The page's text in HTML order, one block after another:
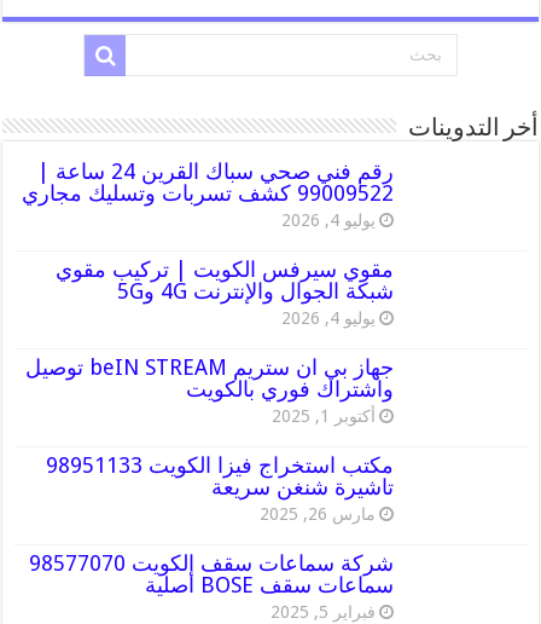
أخر التدوينات
رقم فني صحي سباك القرين 24 ساعة |
99009522 كشف تسربات وتسليك مجاري
يوليو 4, 2026
مقوي سيرفس الكويت | تركيب مقوي
شبكة الجوال والإنترنت 4G و5G
يوليو 4, 2026
جهاز بي ان ستريم beIN STREAM توصيل
واشتراك فوري بالكويت
أكتوبر 1, 2025
مكتب استخراج فيزا الكويت 98951133
تاشيرة شنغن سريعة
مارس 26, 2025
شركة سماعات سقف الكويت 98577070
سماعات سقف BOSE أصلية
فبراير 5, 2025